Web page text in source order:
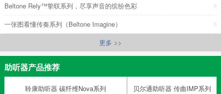
Beltone Rely™挚联系列，尽享声音的缤纷色彩
一张图看懂传奏系列（Beltone Imagine）
更多 >>
助听器产品推荐
聆康助听器 碳纤维Nova系列
贝尔通助听器 传曲IMP系列